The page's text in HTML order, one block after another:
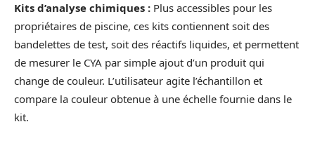
Kits d’analyse chimiques : Plus accessibles pour les
propriétaires de piscine, ces kits contiennent soit des
bandelettes de test, soit des réactifs liquides, et permettent
de mesurer le CYA par simple ajout d’un produit qui
change de couleur. L’utilisateur agite l’échantillon et
compare la couleur obtenue à une échelle fournie dans le
kit.